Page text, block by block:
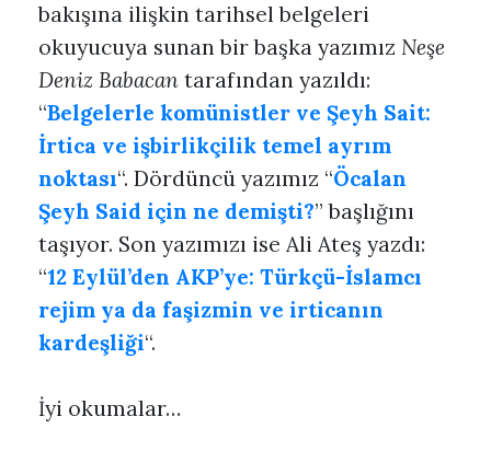
bakışına ilişkin tarihsel belgeleri
okuyucuya sunan bir başka yazımız Neşe
Deniz Babacan tarafından yazıldı:
“Belgelerle komünistler ve Şeyh Sait:
İrtica ve işbirlikçilik temel ayrım
noktası“. Dördüncü yazımız “Öcalan
Şeyh Said için ne demişti?” başlığını
taşıyor. Son yazımızı ise Ali Ateş yazdı:
“12 Eylül’den AKP’ye: Türkçü-İslamcı
rejim ya da faşizmin ve irticanın
kardeşliği“.
İyi okumalar…